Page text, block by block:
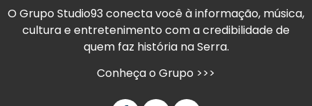
O Grupo Studio93 conecta você à informação, música,
cultura e entretenimento com a credibilidade de
quem faz história na Serra.
Conheça o Grupo >>>